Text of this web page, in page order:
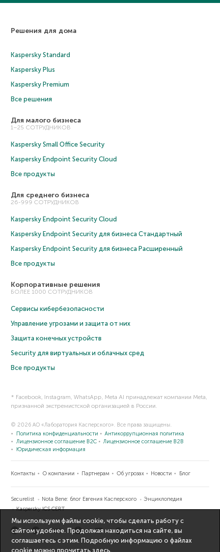
Решения для дома
Kaspersky Standard
Kaspersky Plus
Kaspersky Premium
Все решения
Для малого бизнеса
1–25 СОТРУДНИКОВ
Kaspersky Small Office Security
Kaspersky Endpoint Security Cloud
Все продукты
Для среднего бизнеса
26-999 СОТРУДНИКОВ
Kaspersky Endpoint Security Cloud
Kaspersky Endpoint Security для бизнеса Cтандартный
Kaspersky Endpoint Security для бизнеса Расширенный
Все продукты
Корпоративные решения
БОЛЕЕ 1000 СОТРУДНИКОВ
Сервисы кибербезопасности
Управление угрозами и защита от них
Защита конечных устройств
Security для виртуальных и облачных сред
Все продукты
* Facebook, Instagram, WhatsApp, Meta AI принадлежат компании Meta,
признанной экстремистской организацией в России.
© 2026 АО «Лаборатория Касперского». Все права защищены.
Политика конфиденциальности
Антикоррупционная политика
Лицензионное соглашение B2C
Лицензионное соглашение B2B
Юридическая информация
Контакты О компании Партнерам Об угрозах Новости Блог
Securelist Nota Bene: блог Евгения Касперского
Энциклопедия
Kaspersky ICS CERT
Мы используем файлы cookie, чтобы сделать работу с
сайтом удобнее. Продолжая находиться на сайте, вы
соглашаетесь с этим. Подробную информацию о файлах
cookie можно прочитатьздесь.